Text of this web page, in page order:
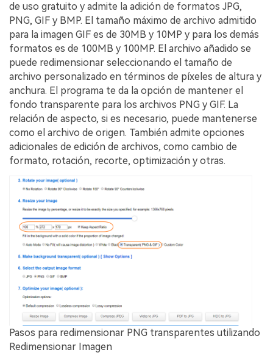
de uso gratuito y admite la adición de formatos JPG,
PNG, GIF y BMP. El tamaño máximo de archivo admitido
para la imagen GIF es de 30MB y 10MP y para los demás
formatos es de 100MB y 100MP. El archivo añadido se
puede redimensionar seleccionando el tamaño de
archivo personalizado en términos de píxeles de altura y
anchura. El programa te da la opción de mantener el
fondo transparente para los archivos PNG y GIF. La
relación de aspecto, si es necesario, puede mantenerse
como el archivo de origen. También admite opciones
adicionales de edición de archivos, como cambio de
formato, rotación, recorte, optimización y otras.
Pasos para redimensionar PNG transparentes utilizando
Redimensionar Imagen